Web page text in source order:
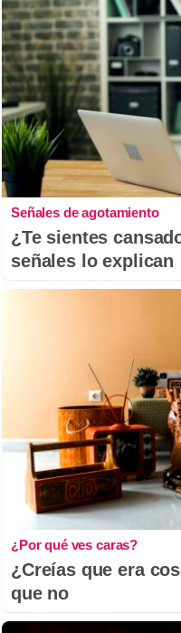
Señales de agotamiento
¿Te sientes
señales lo explican
¿Por qué ves caras?
¿Creías que era
que no